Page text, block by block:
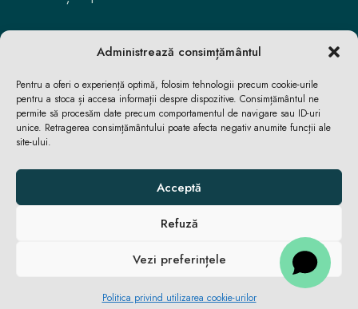
Administrează consimțământul
Pentru a oferi o experiență optimă, folosim tehnologii precum cookie-urile
pentru a stoca și accesa informații despre dispozitive. Consimțământul ne
permite să procesăm date precum comportamentul de navigare sau ID-uri
unice. Retragerea consimțământului poate afecta negativ anumite funcții ale
site-ului.
Acceptă
Refuză
Vezi preferințele
Politica privind utilizarea cookie-urilor
ACASĂ ȘTIRI